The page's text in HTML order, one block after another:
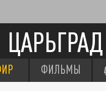
ЦАРЬГРАД
ФИЛЬМЫ